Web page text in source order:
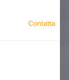
Contatta